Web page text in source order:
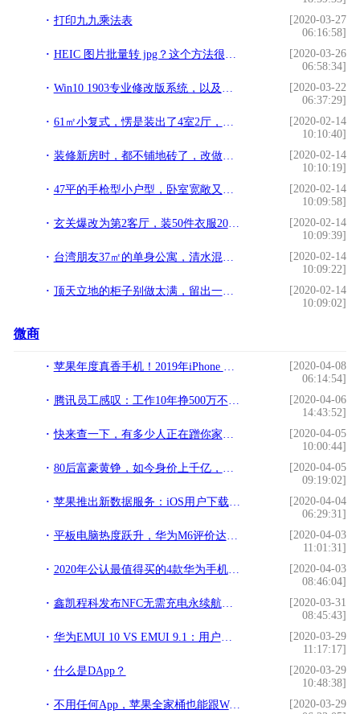
打印九九乘法表
[2020-03-27
06:16:58]
HEIC 图片批量转 jpg？这个方法很简单
[2020-03-26
06:58:34]
Win10 1903专业修改版系统，以及安装注意事项
[2020-03-22
06:37:29]
61㎡小复式，愣是装出了4室2厅，设计师被小区业主围堵
[2020-02-14
10:10:40]
装修新房时，都不铺地砖了，改做全屋水泥，知道为什么吗？
[2020-02-14
10:10:19]
47平的手枪型小户型，卧室宽敞又美观，还有迷你小客厅
[2020-02-14
10:09:58]
玄关爆改为第2客厅，装50件衣服200双鞋，每天舒服的想满地打滚
[2020-02-14
10:09:39]
台湾朋友37㎡的单身公寓，清水混凝土加原木风设计，真的超喜欢
[2020-02-14
10:09:22]
顶天立地的柜子别做太满，留出一个空位这样设计，功能更强大
[2020-02-14
10:09:02]
微商
苹果年度真香手机！2019年iPhone XR出货量全球第一
[2020-04-08
06:14:54]
腾讯员工感叹：工作10年挣500万不难，35岁裁员不可怕
[2020-04-06
14:43:52]
快来查一下，有多少人正在蹭你家的网？
[2020-04-05
10:00:44]
80后富豪黄铮，如今身价上千亿，离不开这三位商业大佬的帮助
[2020-04-05
09:19:02]
苹果推出新数据服务：iOS用户下载内容将迎接大提速
[2020-04-04
06:29:31]
平板电脑热度跃升，华为M6评价达27万，荣耀低价机型售罄
[2020-04-03
11:01:31]
2020年公认最值得买的4款华为手机，性价比高，用三五年没问题
[2020-04-03
08:46:04]
鑫凯程科发布NFC无需充电永续航智能锁
[2020-03-31
08:45:43]
华为EMUI 10 VS EMUI 9.1：用户界面的改变，眼前一亮，值得体验
[2020-03-29
11:17:17]
什么是DApp？
[2020-03-29
10:48:38]
不用任何App，苹果全家桶也能跟Windows互传文件了
[2020-03-29